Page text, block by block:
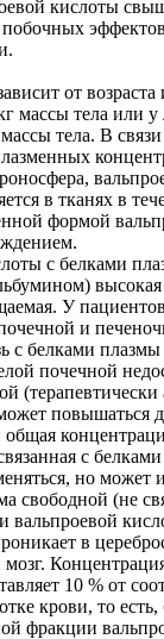
кислоты
от
массы тела или
массы тела. В
в тканях в
формой
с белками
У
и
с белками
почечной
повышаться
с
но может
свободной (не
вальпроевой
в
10 % от
крови, то есть,
фракции